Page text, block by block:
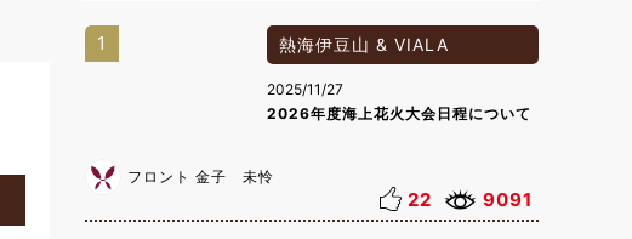
1 熱海伊豆山 & VIALA
2025/11/27
2026年度海上花火大会日程について
フロント 金子 未怜
22 9091